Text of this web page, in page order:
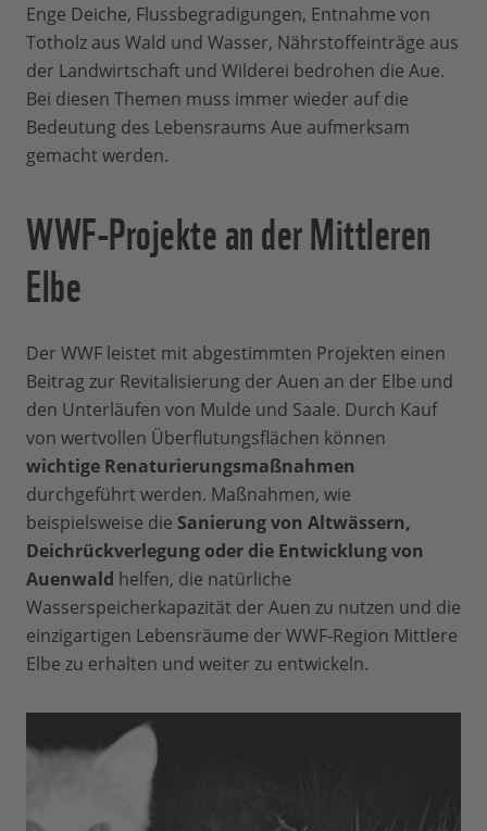
Enge Deiche, Flussbegradigungen, Entnahme von
Totholz aus Wald und Wasser, Nährstoffeinträge aus
der Landwirtschaft und Wilderei bedrohen die Aue.
Bei diesen Themen muss immer wieder auf die
Bedeutung des Lebensraums Aue aufmerksam
gemacht werden.
WWF-Projekte an der Mittleren
Elbe
Der WWF leistet mit abgestimmten Projekten einen
Beitrag zur Revitalisierung der Auen an der Elbe und
den Unterläufen von Mulde und Saale. Durch Kauf
von wertvollen Überflutungsflächen können
wichtige Renaturierungsmaßnahmen
durchgeführt werden. Maßnahmen, wie
beispielsweise die Sanierung von Altwässern,
Deichrückverlegung oder die Entwicklung von
Auenwald helfen, die natürliche
Wasserspeicherkapazität der Auen zu nutzen und die
einzigartigen Lebensräume der WWF-Region Mittlere
Elbe zu erhalten und weiter zu entwickeln.